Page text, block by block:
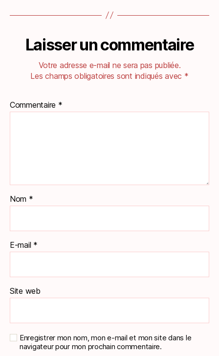
Laisser un commentaire
Votre adresse e-mail ne sera pas publiée.
Les champs obligatoires sont indiqués avec *
Commentaire *
Nom *
E-mail *
Site web
Enregistrer mon nom, mon e-mail et mon site dans le
navigateur pour mon prochain commentaire.